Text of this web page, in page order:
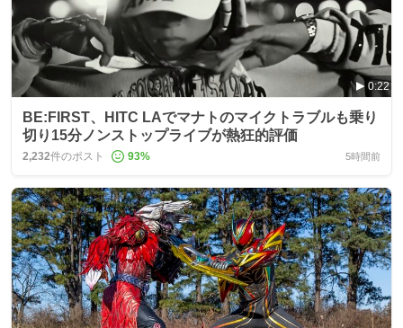
0:22
BE:FIRST、HITC LAでマナトのマイクトラブルも乗り
切り15分ノンストップライブが熱狂的評価
2,232件のポスト 93% 5時間前